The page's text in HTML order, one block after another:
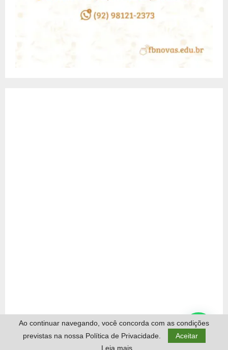
Ao continuar navegando, você concorda com as condições
previstas na nossa Política de Privacidade.
Aceitar
Leia mais